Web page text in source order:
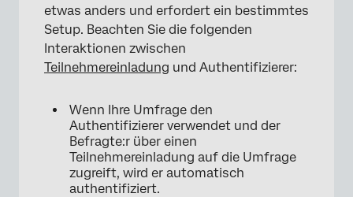
etwas anders und erfordert ein bestimmtes
Setup. Beachten Sie die folgenden
Interaktionen zwischen
Teilnehmereinladung und Authentifizierer:
Wenn Ihre Umfrage den
Authentifizierer verwendet und der
Befragte:r über einen
Teilnehmereinladung auf die Umfrage
zugreift, wird er automatisch
authentifiziert.